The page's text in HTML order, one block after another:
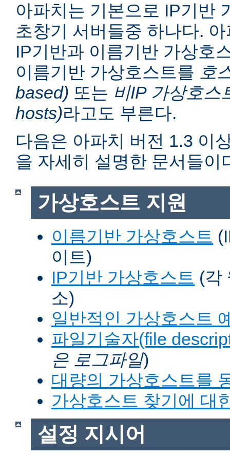
아파치는 기본으로 IP기반
초창기 서버들중 하나다.
IP기반과 이름기반 가상호
이름기반 가상호스트를 호
based) 또는 비IP 가상호스
hosts)라고도 부른다.
다음은 아파치 버전 1.3 이
을 자세히 설명한 문서들이
가상호스트 지원
이름기반 가상호스트
이트)
IP기반 가상호스트 (각
소)
일반적인 가상호스트
파일기술자(file
은 로그파일)
대량의 가상호스트를
가상호스트 찾기에 대
설정 지시어